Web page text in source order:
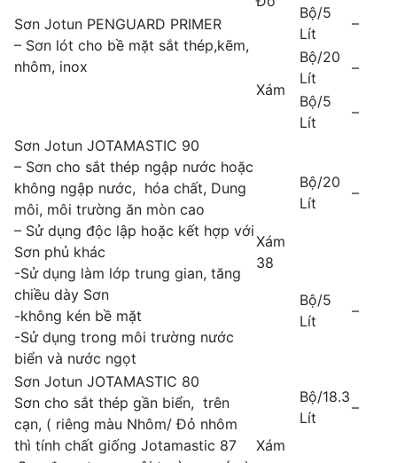
Sơn Jotun PENGUARD PRIMER
– Sơn lót cho bề mặt sắt thép,kẽm,
nhôm, inox
Bộ/5
Lít
–
Xám
Bộ/20
Lít
–
Bộ/5
Lít
–
Sơn Jotun JOTAMASTIC 90
– Sơn cho sắt thép ngập nước hoặc
không ngập nước, hóa chất, Dung
môi, môi trường ăn mòn cao
– Sử dụng độc lập hoặc kết hợp với
Sơn phủ khác
-Sử dụng làm lớp trung gian, tăng
chiều dày Sơn
-không kén bề mặt
-Sử dụng trong môi trường nước
biển và nước ngọt
Xám
38
Bộ/20
Lít
–
Bộ/5
Lít
–
Sơn Jotun JOTAMASTIC 80
Sơn cho sắt thép gần biển, trên
cạn, ( riêng màu Nhôm/ Đỏ nhôm
thì tính chất giống Jotamastic 87
Xám
Bộ/18.3
Lít
–